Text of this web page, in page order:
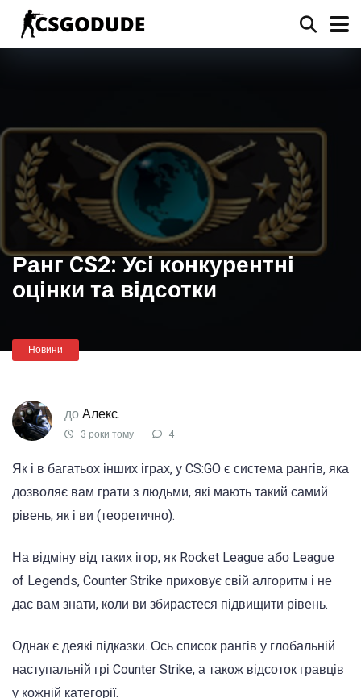
Ранг CS2: Усі конкурентні
оцінки та відсотки
Новини
до Алекс.
3 роки тому 4
Як і в багатьох інших іграх, у CS:GO є система рангів, яка
дозволяє вам грати з людьми, які мають такий самий
рівень, як і ви (теоретично).
На відміну від таких ігор, як Rocket League або League
of Legends, Counter Strike приховує свій алгоритм і не
дає вам знати, коли ви збираєтеся підвищити рівень.
Однак є деякі підказки. Ось список рангів у глобальній
наступальній грі Counter Strike, а також відсоток гравців
у кожній категорії.